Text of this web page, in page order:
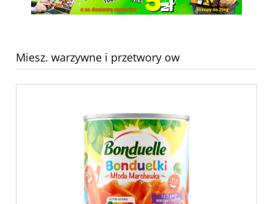
Miesz. warzywne i przetwory ow